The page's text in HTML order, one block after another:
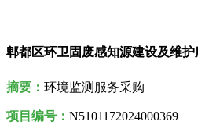
郫都区环卫固废感知源建设及维护
摘要： 环境监测服务采购
项目编号： N5101172024000369